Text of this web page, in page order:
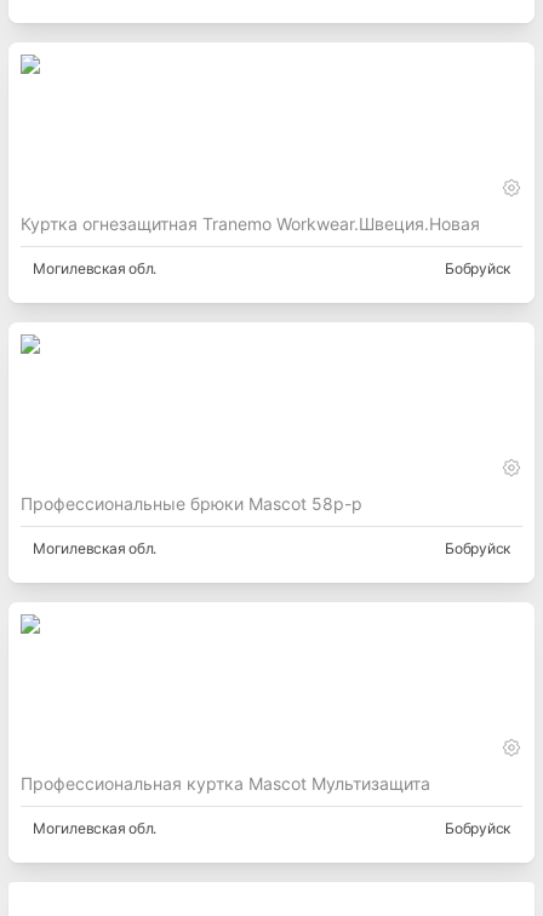
Куртка огнезащитная Tranemo Workwear.Швеция.Новая
Могилевская обл. Бобруйск
Профессиональные брюки Mascot 58р-р
Могилевская обл. Бобруйск
Профессиональная куртка Mascot Мультизащита
Могилевская обл. Бобруйск